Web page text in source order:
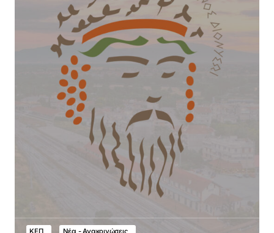
ΚΕΠ Νέα - Ανακοινώσεις